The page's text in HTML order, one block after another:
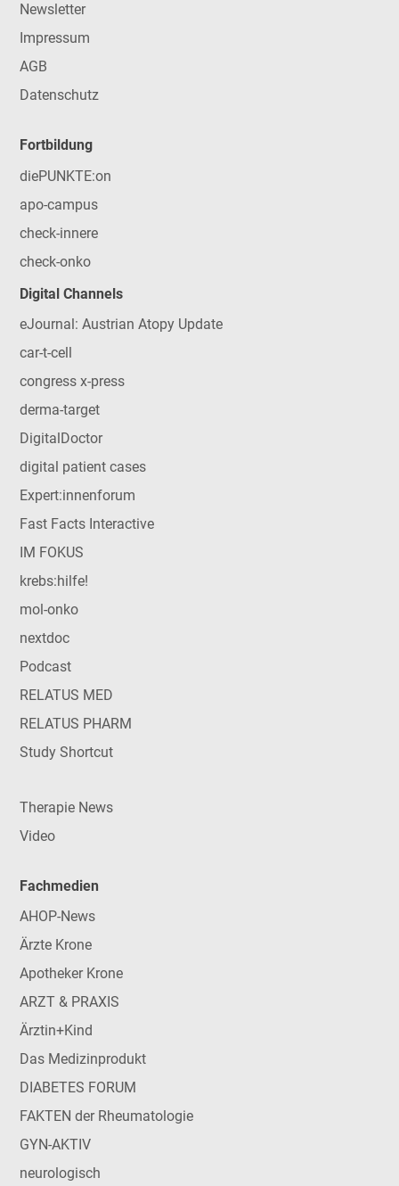
Newsletter
Impressum
AGB
Datenschutz
Fortbildung
diePUNKTE:on
apo-campus
check-innere
check-onko
Digital Channels
eJournal: Austrian Atopy Update
car-t-cell
congress x-press
derma-target
DigitalDoctor
digital patient cases
Expert:innenforum
Fast Facts Interactive
IM FOKUS
krebs:hilfe!
mol-onko
nextdoc
Podcast
RELATUS MED
RELATUS PHARM
Study Shortcut
Therapie News
Video
Fachmedien
AHOP-News
Ärzte Krone
Apotheker Krone
ARZT & PRAXIS
Ärztin+Kind
Das Medizinprodukt
DIABETES FORUM
FAKTEN der Rheumatologie
GYN-AKTIV
neurologisch